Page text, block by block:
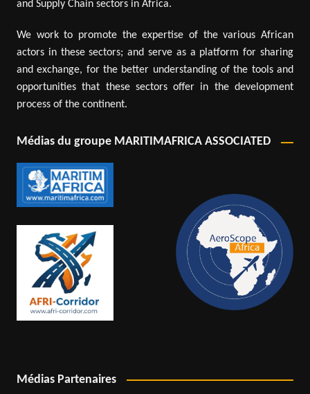
and Supply Chain sectors in Africa.
We work to promote the expertise of the various African
actors in these sectors; and serve as a platform for sharing
and exchange, for the better understanding of the tools and
opportunities that these sectors offer in the development
process of the continent.
Médias du groupe MARITIMAFRICA ASSOCIATED
Médias Partenaires